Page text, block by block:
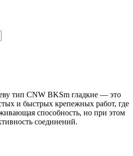
тип CNW BKSm гладкие — это
и быстрых крепежных работ, где
способность, но при этом
соединений.